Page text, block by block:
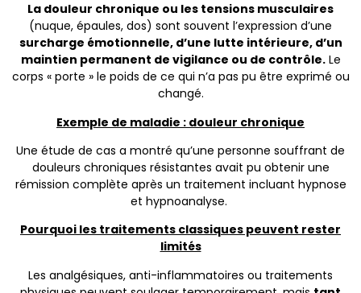
La douleur chronique ou les tensions musculaires
(nuque, épaules, dos) sont souvent l’expression d’une
surcharge émotionnelle, d’une lutte intérieure, d’un
maintien permanent de vigilance ou de contrôle.Le
corps « porte » le poids de ce qui n’a pas pu être exprimé ou
changé.
Exemple de maladie : douleur chronique
Une étude de cas a montré qu’une personne souffrant de
douleurs chroniques résistantes avait pu obtenir une
rémission complète après un traitement incluant hypnose
et hypnoanalyse.
Pourquoi les traitements classiques peuvent rester
limités
Les analgésiques, anti-inflammatoires ou traitements